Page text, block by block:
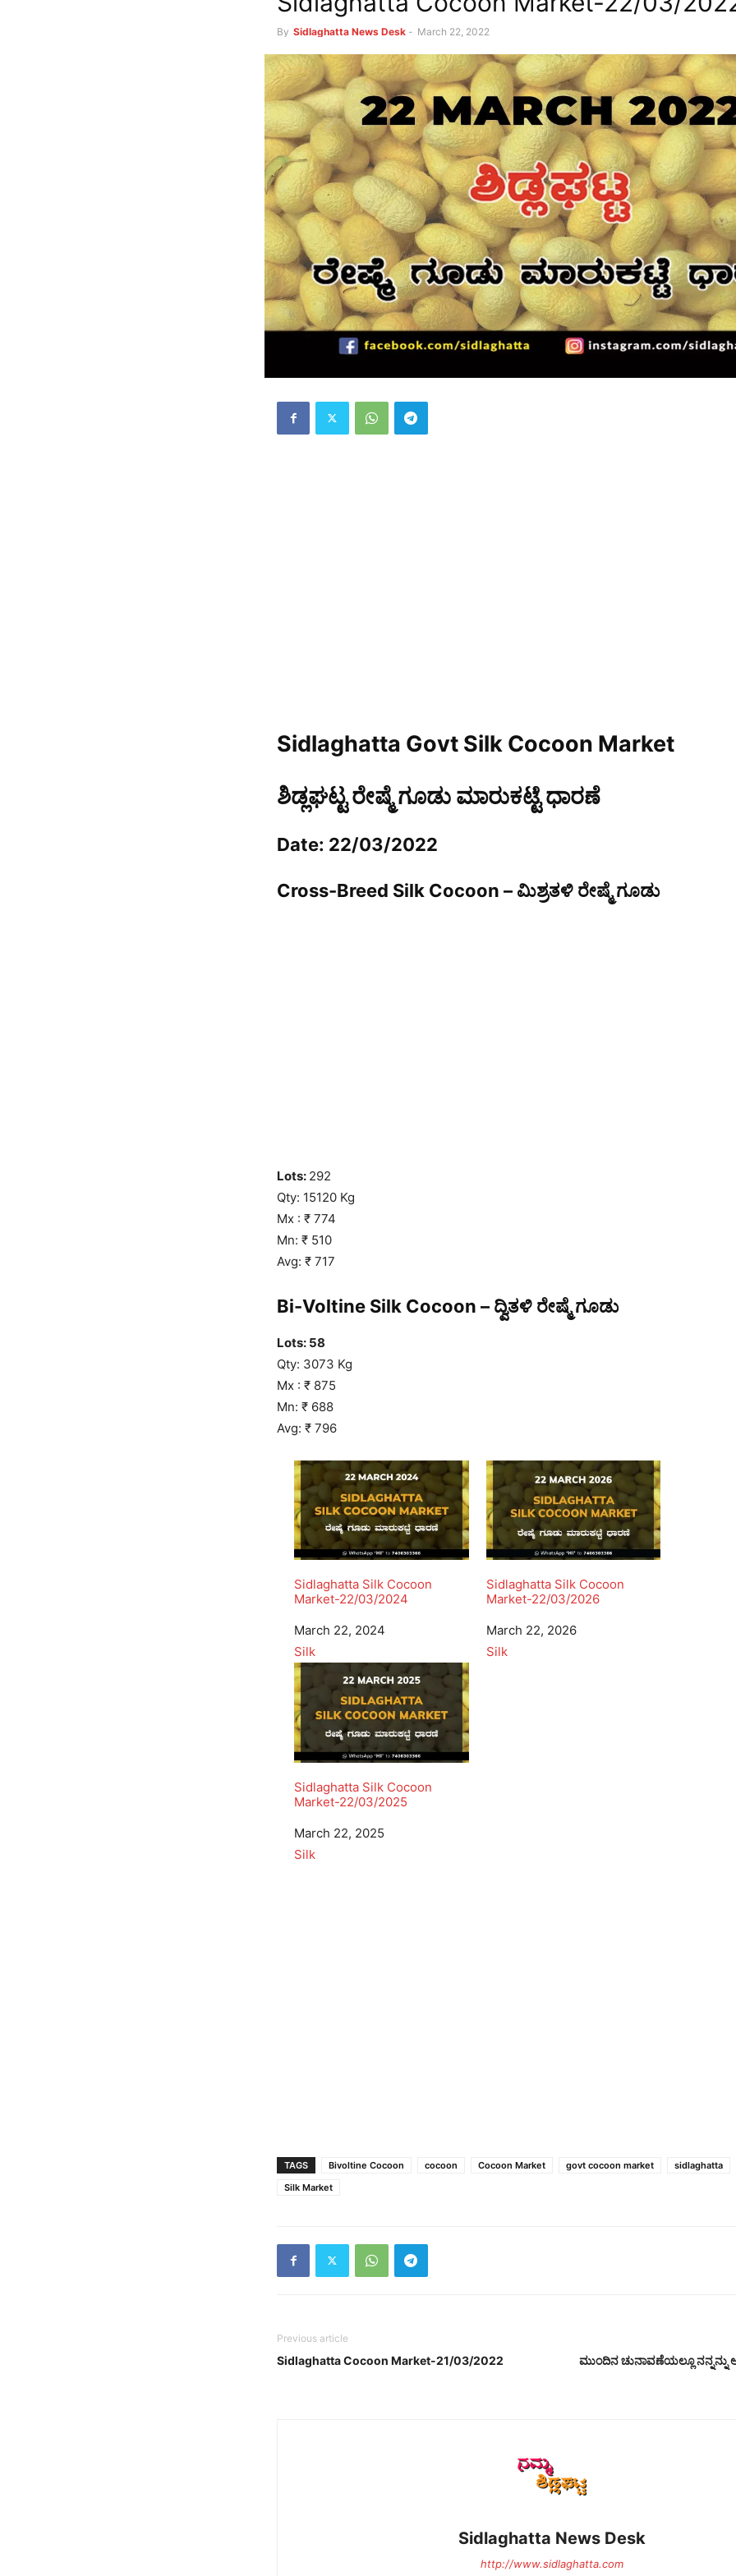
By Sidlaghatta News Desk - March 22, 2022
Sidlaghatta Govt Silk Cocoon Market
ಶಿಡ್ಲಘಟ್ಟ ರೇಷ್ಮೆ ಗೂಡು ಮಾರುಕಟ್ಟೆ ಧಾರಣೆ
Date: 22/03/2022
Cross-Breed Silk Cocoon – ಮಿಶ್ರತಳಿ ರೇಷ್ಮೆ ಗೂಡು
Lots: 292
Qty: 15120 Kg
Mx : ₹ 774
Mn: ₹ 510
Avg: ₹ 717
Bi-Voltine Silk Cocoon – ದ್ವಿತಳಿ ರೇಷ್ಮೆ ಗೂಡು
Lots: 58
Qty: 3073 Kg
Mx : ₹ 875
Mn: ₹ 688
Avg: ₹ 796
Sidlaghatta Silk Cocoon
Market-22/03/2024
Date
March 22, 2024
In relation to
Silk
Sidlaghatta Silk Cocoon
Market-22/03/2026
Date
March 22, 2026
In relation to
Silk
Sidlaghatta Silk Cocoon
Market-22/03/2025
Date
March 22, 2025
In relation to
Silk
TAGS Bivoltine Cocoon cocoon Cocoon Market govt cocoon market
sidlaghatta
Silk Market
Previous article
Sidlaghatta Cocoon Market-21/03/2022 ಮುಂದಿನ ಚುನಾವಣೆಯಲ್ಲೂ ನನ್ನನ್ನು
Sidlaghatta News Desk
http://www.sidlaghatta.com